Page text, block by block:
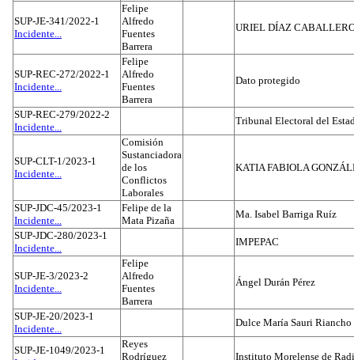
SUP-JE-341/2022-1
Incidente...
Felipe
Alfredo
Fuentes
Barrera
URIEL DÍAZ
SUP-REC-272/2022-1
Incidente...
Felipe
Alfredo
Fuentes
Barrera
Dato protegido
SUP-REC-279/2022-2
Incidente...
Tribunal Electoral del
SUP-CLT-1/2023-1
Incidente...
Comisión
Sustanciadora
de los
Conflictos
Laborales
KATIA FABIOLA
SUP-JDC-45/2023-1
Incidente...
Felipe de la
Mata Pizaña
Ma. Isabel Barriga Ruíz
SUP-JDC-280/2023-1
Incidente...
IMPEPAC
SUP-JE-3/2023-2
Incidente...
Felipe
Alfredo
Fuentes
Barrera
Ángel Durán Pérez
SUP-JE-20/2023-1
Incidente...
Dulce María Sauri
SUP-JE-1049/2023-1
Reyes
Rodríguez
Instituto Morelense de